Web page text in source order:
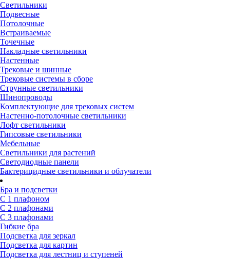
Светильники
Подвесные
Потолочные
Встраиваемые
Точечные
Накладные светильники
Настенные
Трековые и шинные
Трековые системы в сборе
Струнные светильники
Шинопроводы
Комплектующие для трековых систем
Настенно-потолочные светильники
Лофт светильники
Гипсовые светильники
Мебельные
Светильники для растений
Светодиодные панели
Бактерицидные светильники и облучатели
Бра и подсветки
С 1 плафоном
С 2 плафонами
С 3 плафонами
Гибкие бра
Подсветка для зеркал
Подсветка для картин
Подсветка для лестниц и ступеней